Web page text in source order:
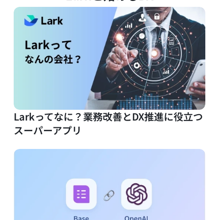
Larkってなに？業務改善とDX推進に役立つ
スーパーアプリ